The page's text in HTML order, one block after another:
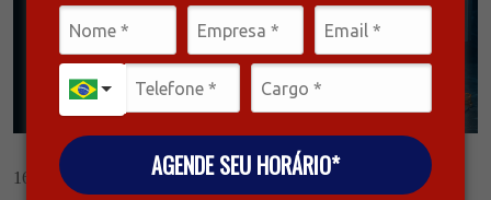
AGENDE SEU HORÁRIO*
16/05/2025 / Tecnologia